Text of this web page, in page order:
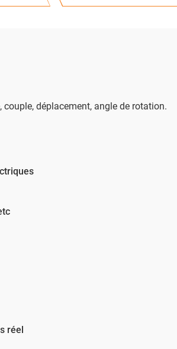
déplacement, angle de rotation.
réel